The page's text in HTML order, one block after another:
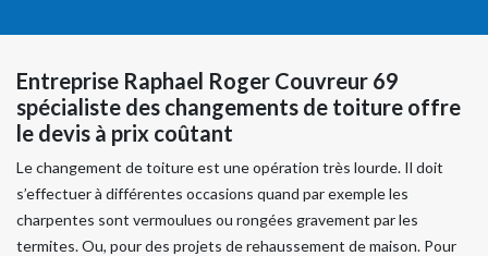
Entreprise Raphael Roger Couvreur 69
spécialiste des changements de toiture offre
le devis à prix coûtant
Le changement de toiture est une opération très lourde. Il doit
s’effectuer à différentes occasions quand par exemple les
charpentes sont vermoulues ou rongées gravement par les
termites. Ou, pour des projets de rehaussement de maison. Pour